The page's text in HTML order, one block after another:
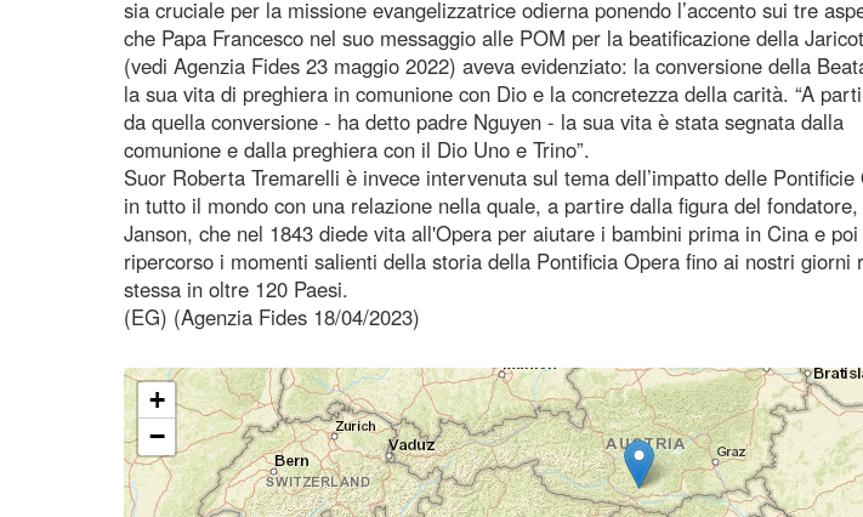
sia cruciale per la missione evangelizzatrice odierna ponendo l’accento sui tre
che Papa Francesco nel suo messaggio alle POM per la beatificazione della Jaricot
(vedi Agenzia Fides 23 maggio 2022) aveva evidenziato: la conversione della
la sua vita di preghiera in comunione con Dio e la concretezza della carità. “A
da quella conversione - ha detto padre Nguyen - la sua vita è stata segnata dalla
comunione e dalla preghiera con il Dio Uno e Trino”.
Suor Roberta Tremarelli è invece intervenuta sul tema dell’impatto delle
in tutto il mondo con una relazione nella quale, a partire dalla figura del
Janson, che nel 1843 diede vita all'Opera per aiutare i bambini prima in Cina e
ripercorso i momenti salienti della storia della Pontificia Opera fino ai nostri giorni
stessa in oltre 120 Paesi.
(EG) (Agenzia Fides 18/04/2023)
+
−